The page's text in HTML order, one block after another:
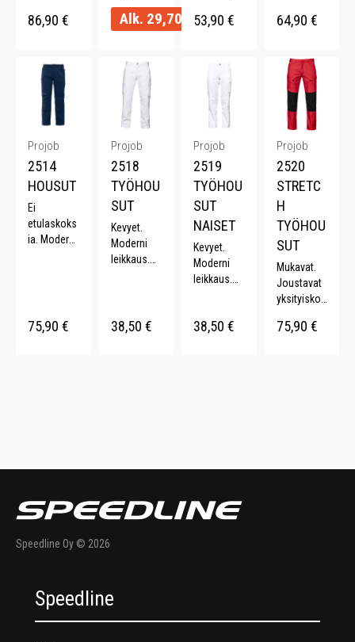
etutaskut.
Joustinneu
helmassa.
86,90 €
t.
Vetoketjus
Useita
värejä.
Alk. 29,70
Säädettävä
värejä.
53,90 €
etulaskost
a.
64,90 €
Projob
2514
HOUSUT
Ei
etulaskoks
ia. Moderni
Polvisuojat
askut.
75,90 €
Projob
2518
TYÖHOU
SUT
Kevyet.
Moderni
leikkaus.
38,50 €
Projob
2519
TYÖHOU
SUT
NAISET
Kevyet.
Moderni
leikkaus.
värejä.
38,50 €
Projob
2520
STRETC
H
TYÖHOU
SUT
Mukavat.
Joustavat
yksityiskoh
liikkuvuus.
75,90 €
Speedline Oy © 2026
Speedline